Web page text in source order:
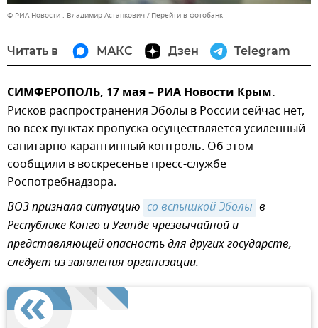
© РИА Новости . Владимир Астапкович Перейти в фотобанк
Читать в МАКС Дзен Telegram
СИМФЕРОПОЛЬ, 17 мая – РИА Новости Крым.
Рисков распространения Эболы в России сейчас нет,
во всех пунктах пропуска осуществляется усиленный
санитарно-карантинный контроль. Об этом
сообщили в воскресенье пресс-службе
Роспотребнадзора.
ВОЗ признала ситуацию со вспышкой Эболы в
Республике Конго и Уганде чрезвычайной и
представляющей опасность для других государств,
следует из заявления организации.